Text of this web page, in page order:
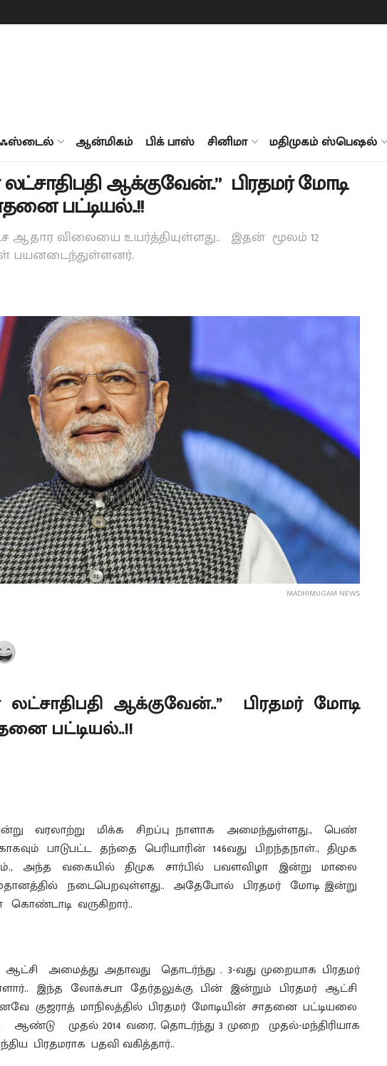
ஆன்மிகம் பிக் பாஸ் சினிமா மதிமுகம் ஸ்பெஷல்
ஆக்குவேன்..” பிரதமர் மோடி
பட்டியல்..!!
ஆதார விலையை உயர்த்தியுள்ளது.. இதன் மூலம் 12
பயனடைந்துள்ளனர்.
MADHIMUGAM NEWS
ஆக்குவேன்..” பிரதமர் மோடி
பட்டியல்..!!
வரலாற்று மிக்க சிறப்பு நாளாக அமைந்துள்ளது., பெண்
பாடுபட்ட தந்தை பெரியாரின் 146வது பிறந்தநாள்., திமுக
அந்த வகையில் திமுக சார்பில் பவளவிழா இன்று மாலை
நடைபெறவுள்ளது.. அதேபோல் பிரதமர் மோடி இன்று
வருகிறார்..
ஆட்சி அமைத்து அதாவது தொடர்ந்து . 3-வது முறையாக பிரதமர்
இந்த லோக்சபா தேர்தலுக்கு பின் இன்றும் பிரதமர் ஆட்சி
குஜராத் மாநிலத்தில் பிரதமர் மோடியின் சாதனை பட்டியலை
ஆண்டு முதல் 2014 வரை, தொடர்ந்து 3 முறை முதல்-மந்திரியாக
பிரதமராக பதவி வகித்தார்..